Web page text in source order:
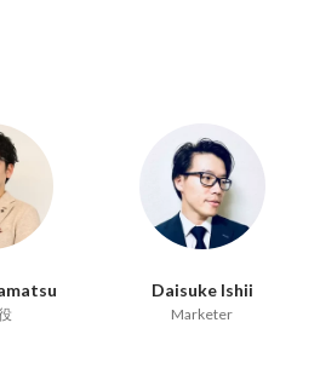
Daisuke Ishii
Marketer